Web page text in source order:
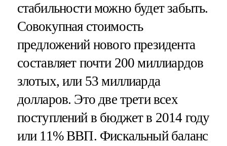
стабильности можно будет забыть.
Совокупная стоимость
предложений нового президента
составляет почти 200 миллиардов
злотых, или 53 миллиарда
долларов. Это две трети всех
поступлений в бюджет в 2014 году
или 11% ВВП. Фискальный баланс